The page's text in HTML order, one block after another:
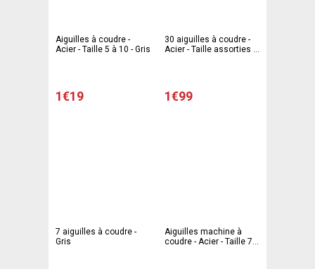
Aiguilles à coudre -
Acier - Taille 5 à 10 - Gris
1€19
30 aiguilles à coudre -
Acier - Taille assorties -
1€99
7 aiguilles à coudre -
Gris
Aiguilles machine à
coudre - Acier - Taille 70